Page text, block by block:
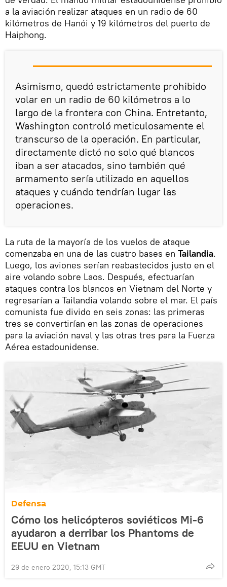
a la aviación realizar ataques en un radio de 60
kilómetros de Hanói y 19 kilómetros del puerto de
Haiphong.
Asimismo, quedó estrictamente prohibido
volar en un radio de 60 kilómetros a lo
largo de la frontera con China. Entretanto,
Washington controló meticulosamente el
transcurso de la operación. En particular,
directamente dictó no solo qué blancos
iban a ser atacados, sino también qué
armamento sería utilizado en aquellos
ataques y cuándo tendrían lugar las
operaciones.
La ruta de la mayoría de los vuelos de ataque
comenzaba en una de las cuatro bases en Tailandia.
Luego, los aviones serían reabastecidos justo en el
aire volando sobre Laos. Después, efectuarían
ataques contra los blancos en Vietnam del Norte y
regresarían a Tailandia volando sobre el mar. El país
comunista fue divido en seis zonas: las primeras
tres se convertirían en las zonas de operaciones
para la aviación naval y las otras tres para la Fuerza
Aérea estadounidense.
Defensa
Cómo los helicópteros soviéticos Mi-6
ayudaron a derribar los Phantoms de
EEUU en Vietnam
29 de enero 2020, 15:13 GMT